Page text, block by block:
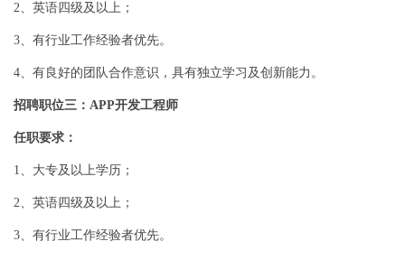
2、英语四级及以上；
3、有行业工作经验者优先。
4、有良好的团队合作意识，具有独立学习及创新能力。
招聘职位三：APP开发工程师
任职要求：
1、大专及以上学历；
2、英语四级及以上；
3、有行业工作经验者优先。